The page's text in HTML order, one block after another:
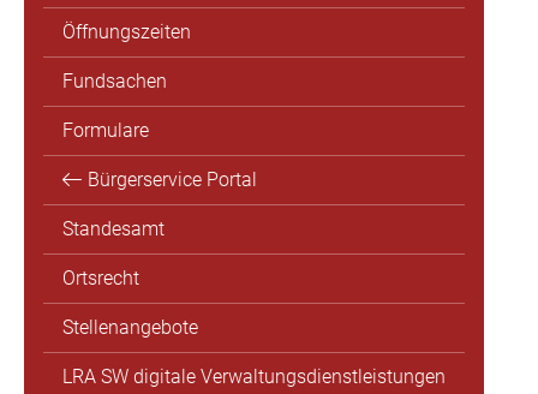
Öffnungszeiten
Fundsachen
Formulare
Bürgerservice Portal
Standesamt
Ortsrecht
Stellenangebote
LRA SW digitale Verwaltungsdienstleistungen